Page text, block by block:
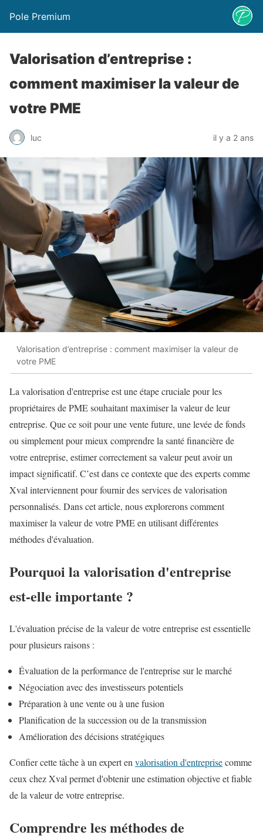
Pole Premium
Valorisation d’entreprise :
comment maximiser la valeur de
votre PME
luc il y a 2 ans
Valorisation d’entreprise : comment maximiser la valeur de
votre PME
La valorisation d'entreprise est une étape cruciale pour les
propriétaires de PME souhaitant maximiser la valeur de leur
entreprise. Que ce soit pour une vente future, une levée de fonds
ou simplement pour mieux comprendre la santé financière de
votre entreprise, estimer correctement sa valeur peut avoir un
impact significatif. C’est dans ce contexte que des experts comme
Xval interviennent pour fournir des services de valorisation
personnalisés. Dans cet article, nous explorerons comment
maximiser la valeur de votre PME en utilisant différentes
méthodes d'évaluation.
Pourquoi la valorisation d'entreprise
est-elle importante ?
L'évaluation précise de la valeur de votre entreprise est essentielle
pour plusieurs raisons :
Évaluation de la performance de l'entreprise sur le marché
Négociation avec des investisseurs potentiels
Préparation à une vente ou à une fusion
Planification de la succession ou de la transmission
Amélioration des décisions stratégiques
Confier cette tâche à un expert en valorisation d'entreprisecomme
ceux chez Xval permet d'obtenir une estimation objective et fiable
de la valeur de votre entreprise.
Comprendre les méthodes de